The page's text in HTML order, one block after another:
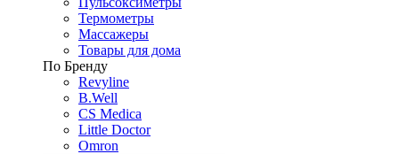
Термометры
Массажеры
Товары для дома
По Бренду
Revyline
B.Well
CS Medica
Little Doctor
Omron